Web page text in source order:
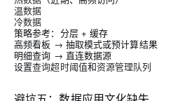
温数据
冷数据
策略参考：分层 + 缓存
高频看板 → 抽取模式或预计算结果
明细查询 → 直连数据源
设置查询超时阈值和资源管理队列